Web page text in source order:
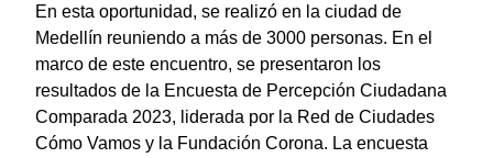
En esta oportunidad, se realizó en la ciudad de
Medellín reuniendo a más de 3000 personas. En el
marco de este encuentro, se presentaron los
resultados de la Encuesta de Percepción Ciudadana
Comparada 2023, liderada por la Red de Ciudades
Cómo Vamos y la Fundación Corona. La encuesta